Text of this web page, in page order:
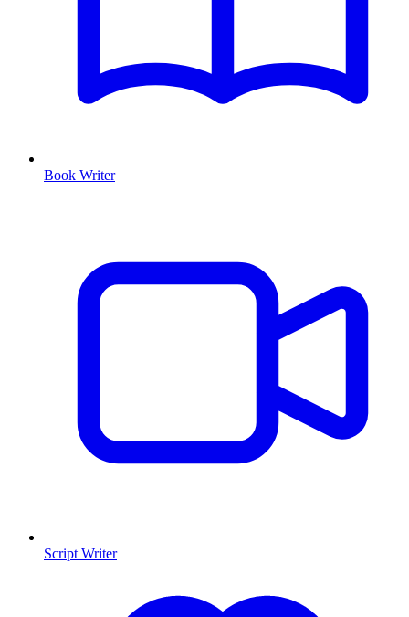
Book Writer
Script Writer